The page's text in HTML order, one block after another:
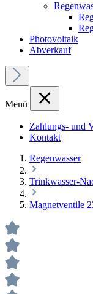
Photovoltaik
Abverkauf
Menü
Zahlungs- und
Kontakt
Regenwasser
Trinkwasser-
Magnetventile